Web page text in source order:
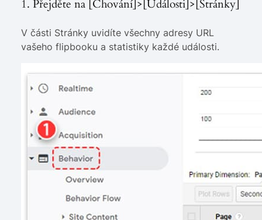
1. Přejděte na [Chování]>[Události]>[Stránky]
V části Stránky uvidíte všechny adresy URL
vašeho flipbooku a statistiky každé události.